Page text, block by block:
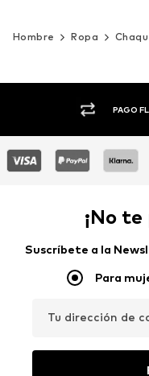
Hombre Ropa
PAGO
¡No
Suscríbete a la
Para
Tu dirección de